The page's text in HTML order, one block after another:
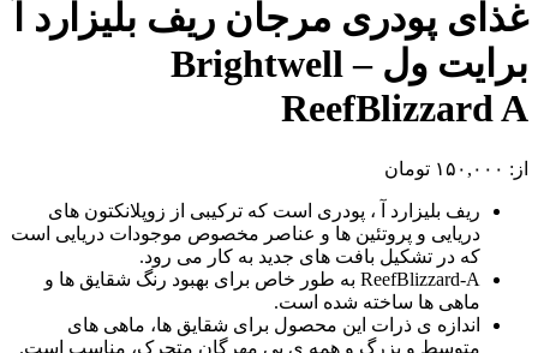
غذای پودری مرجان ریف بلیزارد آ
برایت ول – Brightwell
ReefBlizzard A
از: ۱۵۰,۰۰۰ تومان
ریف بلیزارد آ ، پودری است که ترکیبی از زوپلانکتون های
دریایی و پروتئین ها و عناصر مخصوص موجودات دریایی است
که در تشکیل بافت های جدید به کار می رود.
ReefBlizzard-A به طور خاص برای بهبود رنگ شقایق ها و
ماهی ها ساخته شده است.
اندازه ی ذرات این محصول برای شقایق ها، ماهی های
متوسط و بزرگ و همه ی بی مهرگان متحرک، مناسب است.